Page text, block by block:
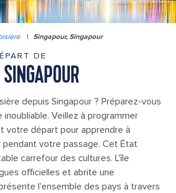
| Singapour, Singapour
DE
depuis Singapour ? Préparez-vous
inoubliable. Veillez à programmer
votre départ pour apprendre à
pendant votre passage. Cet État
carrefour des cultures. L'île
officielles et abrite une
l'ensemble des pays à travers